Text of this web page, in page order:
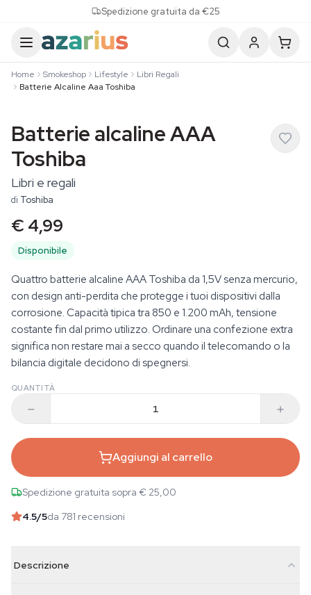
Spedizione gratuita da €25
Home Smokeshop Lifestyle
Libri Regali
Batterie Alcaline Aaa Toshiba
Batterie alcaline AAA
Toshiba
Libri e regali
di Toshiba
€ 4,99
Disponibile
Quattro batterie alcaline AAA Toshiba da 1,5V senza mercurio,
con design anti-perdita che protegge i tuoi dispositivi dalla
corrosione. Capacità tipica tra 850 e 1.200 mAh, tensione
costante fin dal primo utilizzo. Ordinare una confezione extra
significa non restare mai a secco quando il telecomando o la
bilancia digitale decidono di spegnersi.
QUANTITÀ
Aggiungi al carrello
Spedizione gratuita sopra € 25,00
4.5/5da 781 recensioni
Descrizione